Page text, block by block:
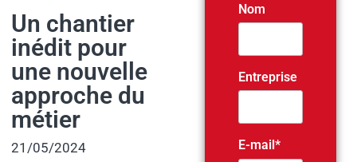
Un chantier
inédit pour
une nouvelle
approche du
métier
21/05/2024
Nom
Entreprise
E-mail*